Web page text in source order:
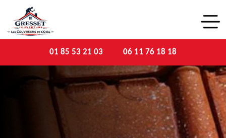
01 85 53 21 03 06 11 76 18 18